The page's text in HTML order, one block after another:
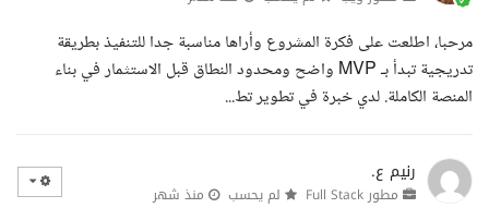
مرحبا، اطلعت على فكرة المشروع وأراها مناسبة جدا للتنفيذ بطريقة
تدريجية تبدأ بـ MVP واضح ومحدود النطاق قبل الاستثمار في بناء
المنصة الكاملة. لدي خبرة في تطوير تط...
رنيم ع.
مطور Full Stack لم يحسب منذ شهر